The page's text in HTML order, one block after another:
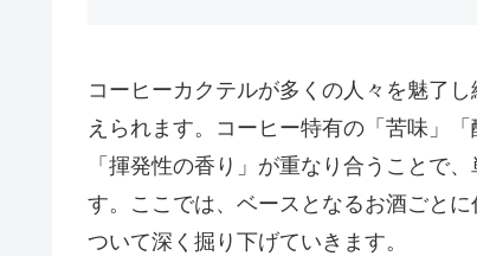
コーヒーカクテルが多くの人々を魅了
えられます。コーヒー特有の「苦味」
「揮発性の香り」が重なり合うことで
す。ここでは、ベースとなるお酒ごと
ついて深く掘り下げていきます。